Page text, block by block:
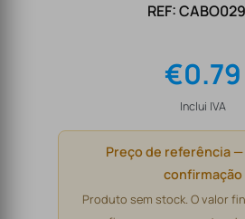
REF:
€0.79
Inclui IVA
Preço de referência
confirmação
Produto sem stock. O valor